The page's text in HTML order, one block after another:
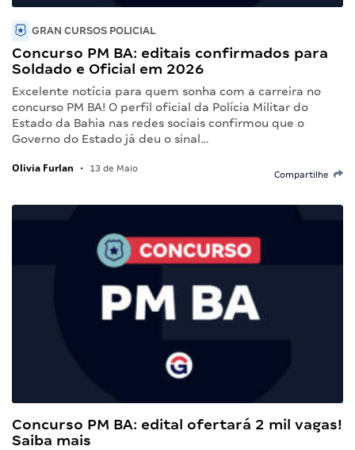
GRAN CURSOS POLICIAL
Concurso PM BA: editais confirmados para
Soldado e Oficial em 2026
Excelente notícia para quem sonha com a carreira no
concurso PM BA! O perfil oficial da Polícia Militar do
Estado da Bahia nas redes sociais confirmou que o
Governo do Estado já deu o sinal…
Olivia Furlan • 13 de Maio
Compartilhe
Concurso PM BA: edital ofertará 2 mil vagas!
Saiba mais